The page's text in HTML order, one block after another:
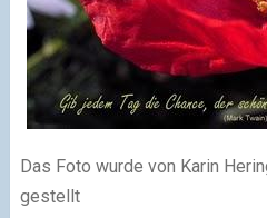
Das Foto wurde von Karin
gestellt